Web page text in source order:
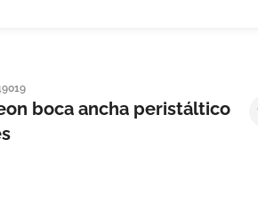
boca ancha peristáltico